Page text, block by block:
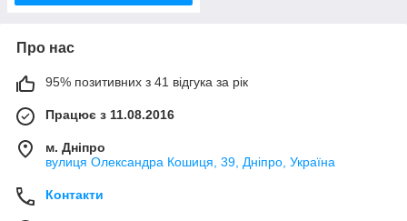
Про нас
95% позитивних з 41 відгука за рік
Працює з 11.08.2016
м. Дніпро
вулиця Олександра Кошиця, 39, Дніпро, Україна
Контакти